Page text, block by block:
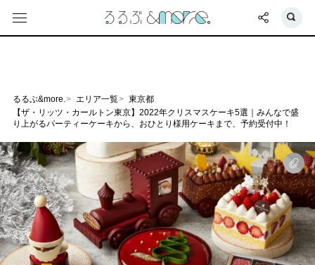
るるぶ&more. エリア一覧
東京都
【ザ・リッツ・カールトン東京】2022年クリスマスケーキ5選｜みんなで盛
り上がるパーティーケーキから、おひとり様用ケーキまで、予約受付中！